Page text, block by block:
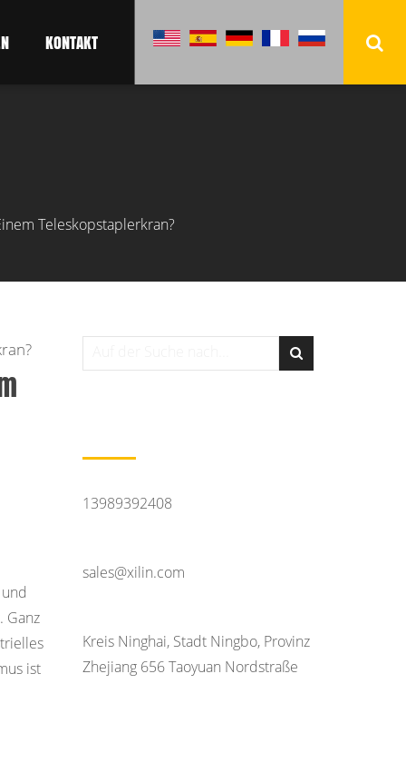
Teleskopstaplerkran?
KONTAKT
Ganz
ist
13989392408
sales@xilin.com
Kreis Ninghai, Stadt Ningbo, Provinz
Zhejiang 656 Taoyuan Nordstraße